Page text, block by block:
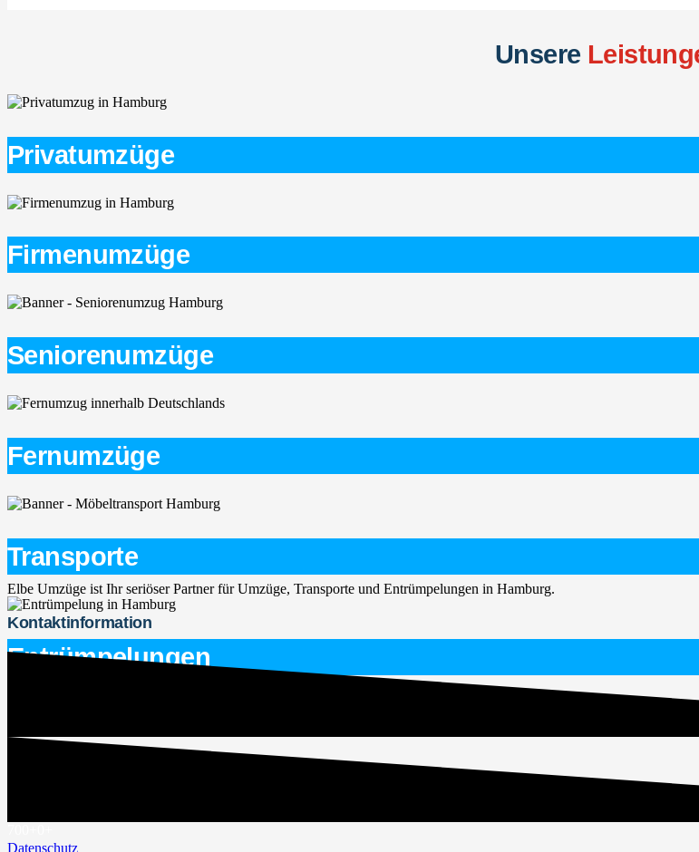
Unsere
Privatumzüge
Firmenumzüge
Seniorenumzüge
Fernumzüge
Transporte
Entrümpelungen
Elbe Umzüge ist Ihr seriöser Partner für Umzüge, Transporte und Entrümpelungen in Hamburg.
Kontaktinformation
service@elbe-umzuege.de
Datenschutz